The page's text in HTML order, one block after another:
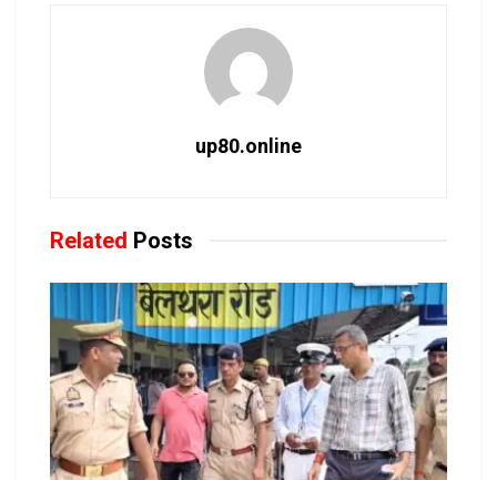
up80.online
Related Posts